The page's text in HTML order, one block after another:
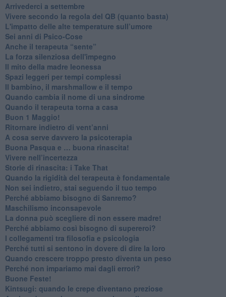
​Arrivederci a settembre
​Vivere secondo la regola del QB (quanto basta)
​L'impatto delle alte temperature sull’umore
Sei anni di Psico-Cose
​Anche il terapeuta “sente”
​La forza silenziosa dell'impegno
​Il mito della madre leonessa
Spazi leggeri per tempi complessi
Il bambino, il marshmallow e il tempo
​Quando cambia il nome di una sindrome
​Quando il terapeuta torna a casa
​Buon 1 Maggio!
Ritornare indietro di vent’anni
​A cosa serve davvero la psicoterapia
​Buona Pasqua e … buona rinascita!
​Vivere nell’incertezza
​Storie di rinascita: i Take That
​Quando la rigidità del terapeuta è fondamentale
​Non sei indietro, stai seguendo il tuo tempo
​Perché abbiamo bisogno di Sanremo?
​Maschilismo inconsapevole
​La donna può scegliere di non essere madre!
​Perché abbiamo così bisogno di supereroi?
​I collegamenti tra filosofia e psicologia
​Perché tutti si sentono in dovere di dire la loro
​Quando crescere troppo presto diventa un peso
​Perché non impariamo mai dagli errori?
​Buone Feste!
​Kintsugi: quando le crepe diventano preziose